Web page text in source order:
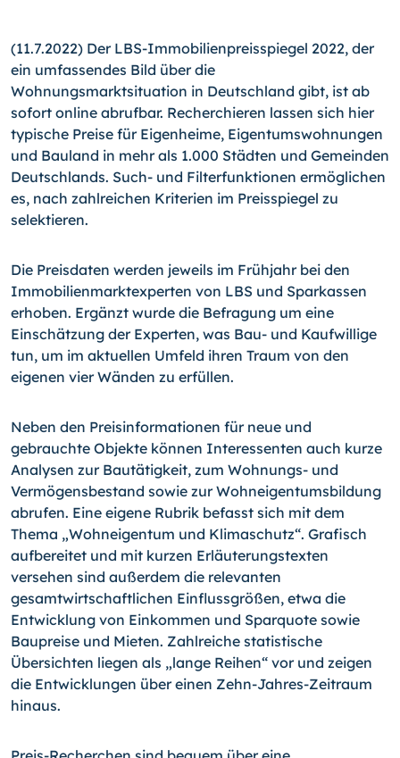
(11.7.2022) Der LBS-Immobilienpreisspiegel 2022, der
ein umfassendes Bild über die
Wohnungsmarktsituation in Deutschland gibt, ist ab
sofort online abrufbar. Recherchieren lassen sich hier
typische Preise für Eigenheime, Eigentumswohnungen
und Bauland in mehr als 1.000 Städten und Gemeinden
Deutschlands. Such- und Filterfunktionen ermöglichen
es, nach zahlreichen Kriterien im Preisspiegel zu
selektieren.
Die Preisdaten werden jeweils im Frühjahr bei den
Immobilienmarktexperten von LBS und Sparkassen
erhoben. Ergänzt wurde die Befragung um eine
Einschätzung der Experten, was Bau- und Kaufwillige
tun, um im aktuellen Umfeld ihren Traum von den
eigenen vier Wänden zu erfüllen.
Neben den Preisinformationen für neue und
gebrauchte Objekte können Interessenten auch kurze
Analysen zur Bautätigkeit, zum Woh­nungs- und
Vermögensbestand sowie zur Wohneigentumsbildung
abrufen. Eine eigene Rubrik befasst sich mit dem
Thema „Wohneigentum und Klimaschutz“. Grafisch
aufbereitet und mit kurzen Erläuterungstexten
versehen sind außerdem die relevanten
gesamtwirtschaftlichen Einflussgrößen, etwa die
Entwicklung von Einkommen und Sparquote sowie
Baupreise und Mieten. Zahlreiche statistische
Übersichten liegen als „lange Reihen“ vor und zeigen
die Entwicklungen über einen Zehn-Jahres-Zeitraum
hinaus.